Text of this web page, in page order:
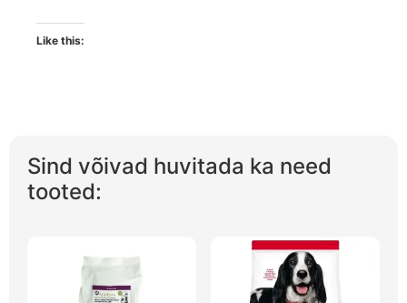
Like this:
Sind võivad huvitada ka need
tooted: